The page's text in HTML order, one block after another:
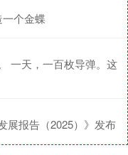
个金蝶
一天，一百枚导弹。这
展报告（2025）》发布